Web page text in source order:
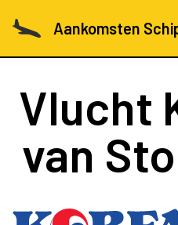
Aankomsten
Vlucht
van